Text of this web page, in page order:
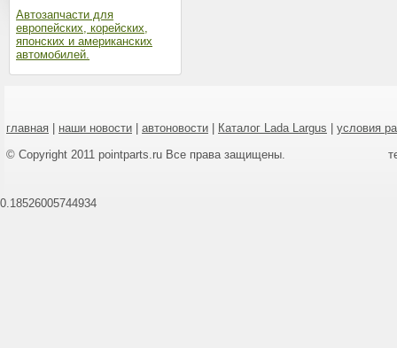
Автозапчасти для
европейских, корейских,
японских и американских
автомобилей.
главная наши новости автоновости Каталог Lada Largus
условия
© Copyright 2011 pointparts.ru Все права защищены.
0.18526005744934